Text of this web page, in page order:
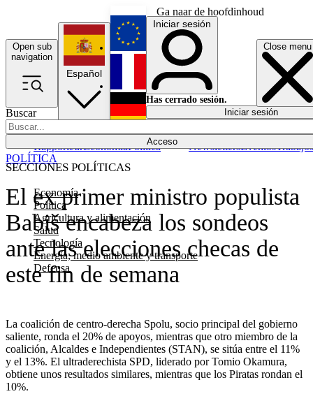
Ga naar de hoofdinhoud
Open sub
navigation
Close menu
Buscar
Acceso
SECCIONES POLÍTICAS
Economía
Política
Agricultura y alimentación
Salud
Tecnología
Energía, medio ambiente y transporte
Defensa
RapporteurEconomíaPolítica NewslettersEventosTrabajos
Español
English
Français
Iniciar sesión
Has cerrado sesión.
Iniciar sesión
El ex primer ministro populista
Babiš encabeza los sondeos
ante las elecciones checas de
este fin de semana
La coalición de centro-derecha Spolu, socio principal del gobierno
saliente, ronda el 20% de apoyos, mientras que otro miembro de la
coalición, Alcaldes e Independientes (STAN), se sitúa entre el 11%
y el 13%. El ultraderechista SPD, liderado por Tomio Okamura,
obtiene unos resultados similares, mientras que los Piratas rondan el
10%.
POLÍTICA